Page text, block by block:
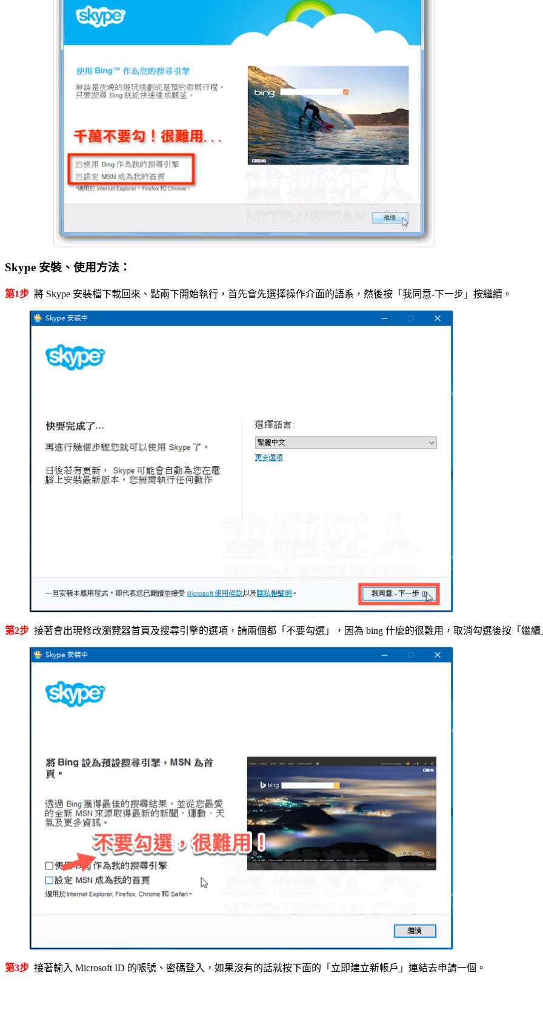
Skype 安裝、使用方法：
第1步 將 Skype 安裝檔下載回來、點兩下開始執行，首先會先選擇操作介面的語系，然後按「我同意-下一步」按繼續。
第2步 接著會出現修改瀏覽器首頁及搜尋引擎的選項，請兩個都「不要勾選」，因為 bing 什麼的很難用，取消勾選後按「繼續
第3步 接著輸入 Microsoft ID 的帳號、密碼登入，如果沒有的話就按下面的「立即建立新帳戶」連結去申請一個。